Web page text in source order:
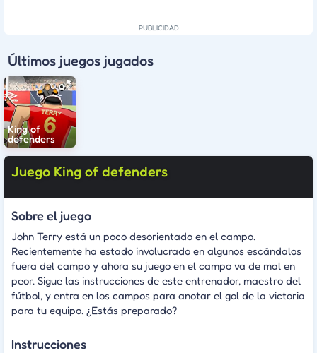
Últimos juegos jugados
King of
defenders
Juego King of defenders
Sobre el juego
John Terry está un poco desorientado en el campo.
Recientemente ha estado involucrado en algunos escándalos
fuera del campo y ahora su juego en el campo va de mal en
peor. Sigue las instrucciones de este entrenador, maestro del
fútbol, y entra en los campos para anotar el gol de la victoria
para tu equipo. ¿Estás preparado?
Instrucciones